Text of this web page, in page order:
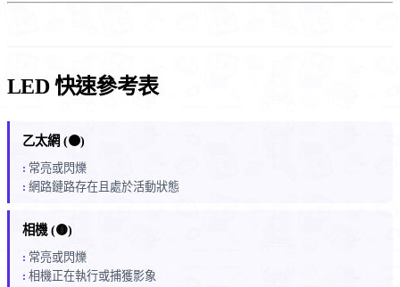
LED 快速參考表
乙太網 (🟠)
常亮或閃爍
網路鏈路存在且處於活動狀態
相機 (🟡)
常亮或閃爍
相機正在執行或捕獲影象